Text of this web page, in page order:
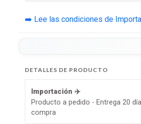
➡️ Lee las condiciones de
DETALLES DE PRODUCTO
Importación ✈️
Producto a pedido - Entrega 20
compra